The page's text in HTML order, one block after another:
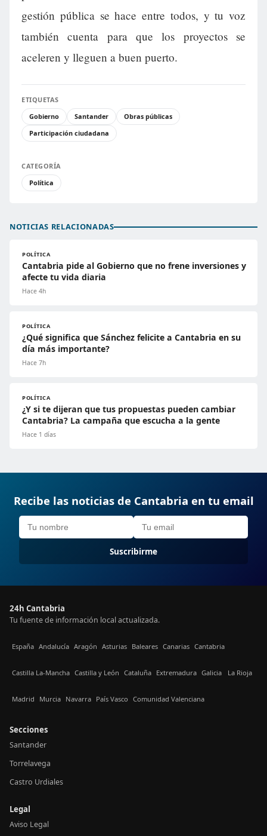
gestión pública se hace entre todos, y tu voz
también cuenta para que los proyectos se
aceleren y lleguen a buen puerto.
ETIQUETAS
Gobierno
Santander
Obras públicas
Participación ciudadana
CATEGORÍA
Política
NOTICIAS RELACIONADAS
POLÍTICA
Cantabria pide al Gobierno que no frene inversiones y
afecte tu vida diaria
Hace 4h
POLÍTICA
¿Qué significa que Sánchez felicite a Cantabria en su
día más importante?
Hace 7h
POLÍTICA
¿Y si te dijeran que tus propuestas pueden cambiar
Cantabria? La campaña que escucha a la gente
Hace 1 días
Recibe las noticias de Cantabria en tu email
Suscribirme
24h Cantabria
Tu fuente de información local actualizada.
España Andalucía Aragón Asturias Baleares Canarias Cantabria
Castilla La-Mancha Castilla y León Cataluña Extremadura Galicia La Rioja
Madrid Murcia Navarra País Vasco Comunidad Valenciana
Secciones
Santander
Torrelavega
Castro Urdiales
Legal
Aviso Legal